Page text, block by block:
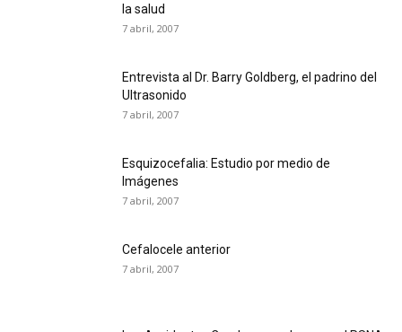
la salud
7 abril, 2007
Entrevista al Dr. Barry Goldberg, el padrino del
Ultrasonido
7 abril, 2007
Esquizocefalia: Estudio por medio de
Imágenes
7 abril, 2007
Cefalocele anterior
7 abril, 2007